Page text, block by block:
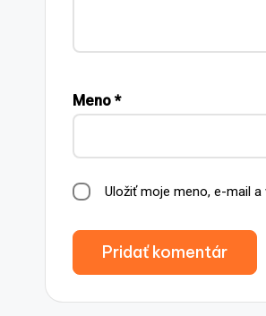
Meno *
Uložiť moje meno, e-mail